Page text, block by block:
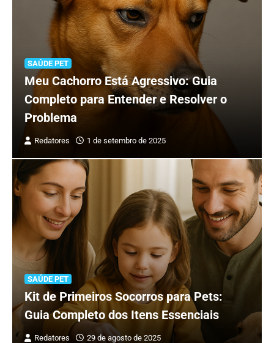
SAÚDE PET
Meu Cachorro Está Agressivo: Guia
Completo para Entender e Resolver o
Problema
Redatores 1 de setembro de 2025
SAÚDE PET
Kit de Primeiros Socorros para Pets:
Guia Completo dos Itens Essenciais
Redatores 29 de agosto de 2025